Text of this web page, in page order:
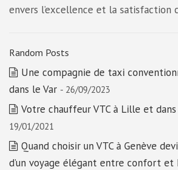
envers l’excellence et la satisfaction
Random Posts
Une compagnie de taxi
dans le Var - 26/09/2023
Votre chauffeur VTC à Lille et
19/01/2021
Quand choisir un VTC à Genève
d’un voyage élégant entre confort et